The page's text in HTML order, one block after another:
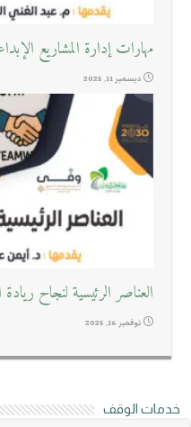
مهارات إدارة المشاريع
ديسمبر 11, 2025
العناصر الرئيسية لنجاح
نوفمبر 16, 2025
خدمات الوقف